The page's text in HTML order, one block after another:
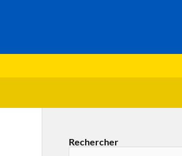
Rechercher